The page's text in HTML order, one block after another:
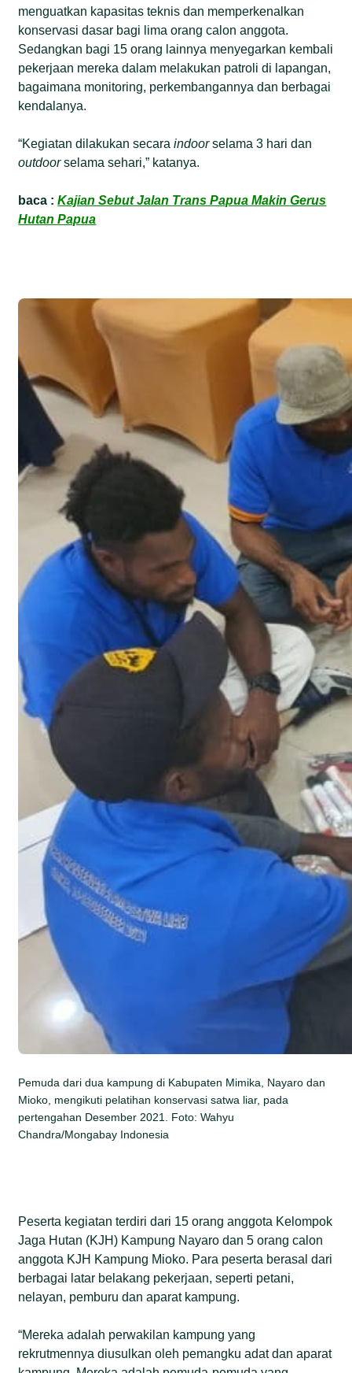
menguatkan kapasitas teknis dan memperkenalkan
konservasi dasar bagi lima orang calon anggota.
Sedangkan bagi 15 orang lainnya menyegarkan kembali
pekerjaan mereka dalam melakukan patroli di lapangan,
bagaimana monitoring, perkembangannya dan berbagai
kendalanya.
“Kegiatan dilakukan secaraindoorselama 3 hari dan
outdoorselama sehari,” katanya.
baca :Kajian Sebut Jalan Trans Papua Makin Gerus
Hutan Papua
Pemuda dari dua kampung di Kabupaten Mimika, Nayaro dan
Mioko, mengikuti pelatihan konservasi satwa liar, pada
pertengahan Desember 2021. Foto: Wahyu
Chandra/Mongabay Indonesia
Peserta kegiatan terdiri dari 15 orang anggota Kelompok
Jaga Hutan (KJH) Kampung Nayaro dan 5 orang calon
anggota KJH Kampung Mioko. Para peserta berasal dari
berbagai latar belakang pekerjaan, seperti petani,
nelayan, pemburu dan aparat kampung.
“Mereka adalah perwakilan kampung yang
rekrutmennya diusulkan oleh pemangku adat dan aparat